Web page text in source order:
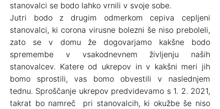
stanovalci se bodo lahko vrnili v svoje sobe.
Jutri bodo z drugim odmerkom cepiva cepljeni
stanovalci, ki corona virusne bolezni še niso preboleli,
zato se v domu že dogovarjamo kakšne bodo
spremembe v vsakodnevnem življenju naših
stanovalcev. Katere od ukrepov in v kakšni meri jih
bomo sprostili, vas bomo obvestili v naslednjem
tednu. Sproščanje ukrepov predvidevamo s 1. 2. 2021,
takrat bo namreč pri stanovalcih, ki okužbe še niso